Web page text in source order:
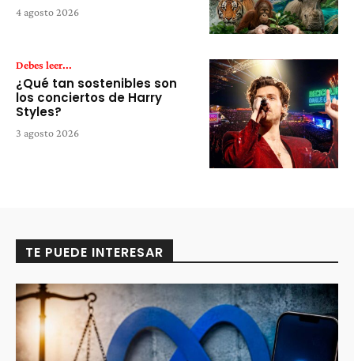
4 agosto 2026
Debes leer...
¿Qué tan sostenibles son
los conciertos de Harry
Styles?
3 agosto 2026
TE PUEDE INTERESAR